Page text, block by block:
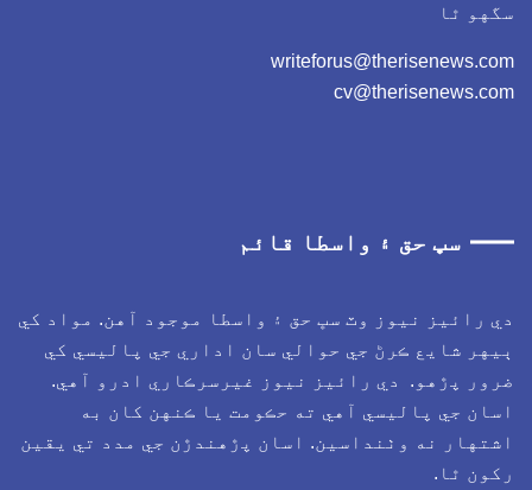
ٿا
سڀ حق ۽ واسطا قائم
رائيز نيوز وٽ سڀ حق ۽ واسطا موجود آهن. مواد کي
شايع ڪرڻ جي حوالي سان اداري جي پاليسي کي
پڙهو. دي رائيز نيوز غيرسرڪاري ادرو آهي.
جي پاليسي آهي ته حڪومت يا ڪنهن کان به
نه وٺنداسين. اسان پڙهندڙن جي مدد تي يقين
ٿا.